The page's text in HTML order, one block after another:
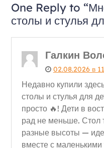
One Reply to
столы и стулья
Галкин
02.08.2026 в
Недавно купили
столы и стулья для
просто 🔥! Дети в
рад не меньше. Стол
разные высоты —
вместе с